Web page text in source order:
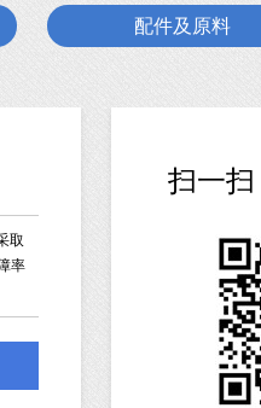
配件及原料
取
率
扫一